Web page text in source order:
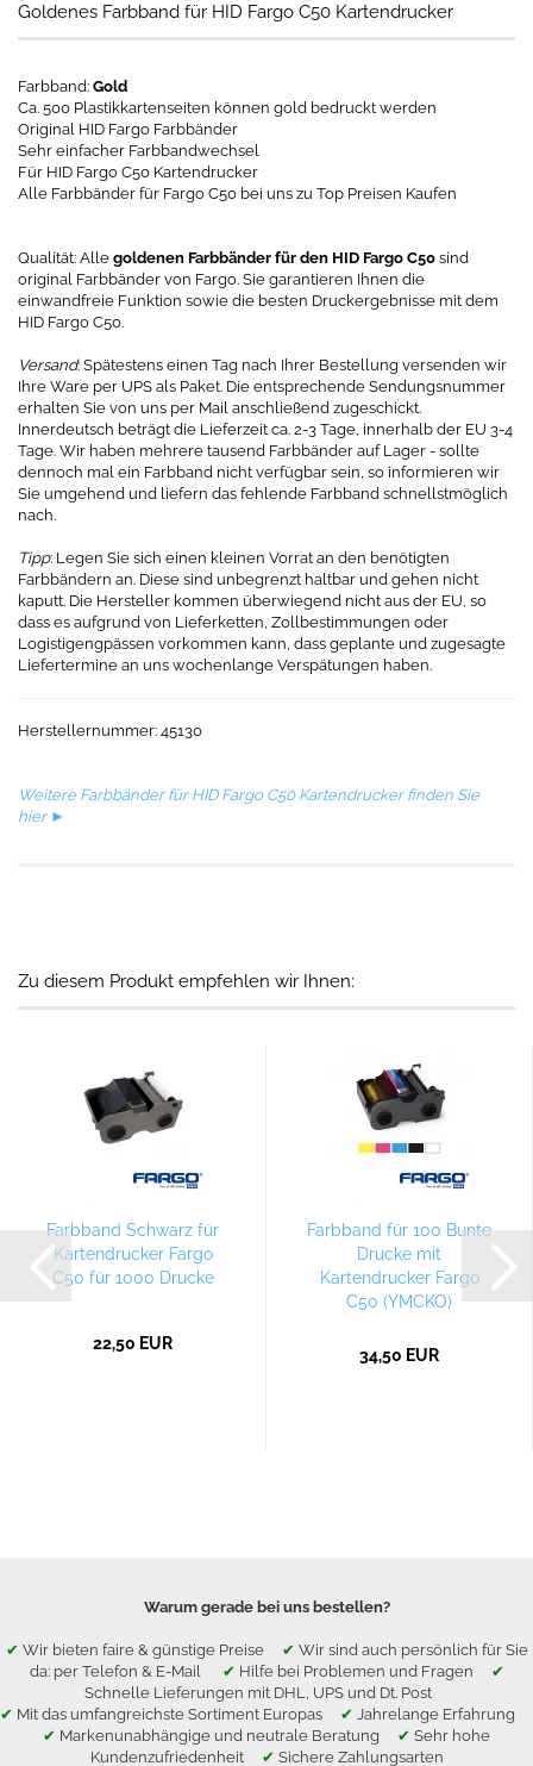
Goldenes Farbband für HID Fargo C50 Kartendrucker
Farbband: Gold
Ca. 500 Plastikkartenseiten können gold bedruckt werden
Original HID Fargo Farbbänder
Sehr einfacher Farbbandwechsel
Für HID Fargo C50 Kartendrucker
Alle Farbbänder für Fargo C50 bei uns zu Top Preisen Kaufen
Qualität: Alle goldenen Farbbänder für den HID Fargo C50 sind
original Farbbänder von Fargo. Sie garantieren Ihnen die
einwandfreie Funktion sowie die besten Druckergebnisse mit dem
HID Fargo C50.
Versand: Spätestens einen Tag nach Ihrer Bestellung versenden wir
Ihre Ware per UPS als Paket. Die entsprechende Sendungsnummer
erhalten Sie von uns per Mail anschließend zugeschickt.
Innerdeutsch beträgt die Lieferzeit ca. 2-3 Tage, innerhalb der EU 3-4
Tage. Wir haben mehrere tausend Farbbänder auf Lager - sollte
dennoch mal ein Farbband nicht verfügbar sein, so informieren wir
Sie umgehend und liefern das fehlende Farbband schnellstmöglich
nach.
Tipp: Legen Sie sich einen kleinen Vorrat an den benötigten
Farbbändern an. Diese sind unbegrenzt haltbar und gehen nicht
kaputt. Die Hersteller kommen überwiegend nicht aus der EU, so
dass es aufgrund von Lieferketten, Zollbestimmungen oder
Logistigengpässen vorkommen kann, dass geplante und zugesagte
Liefertermine an uns wochenlange Verspätungen haben.
Herstellernummer: 45130
Weitere Farbbänder für HID Fargo C50 Kartendrucker finden Sie
hier ►
Zu diesem Produkt empfehlen wir Ihnen:
Farbband Schwarz für
Kartendrucker Fargo
C50 für 1000 Drucke
22,50 EUR
Farbband für 100 Bunte
Drucke mit
Kartendrucker Fargo
C50 (YMCKO)
34,50 EUR
Warum gerade bei uns bestellen?
✔ Wir bieten faire & günstige Preise ✔ Wir sind auch persönlich für Sie
da: per Telefon & E-Mail ✔ Hilfe bei Problemen und Fragen ✔
Schnelle Lieferungen mit DHL, UPS und Dt. Post
✔ Mit das umfangreichste Sortiment Europas ✔ Jahrelange Erfahrung
✔ Markenunabhängige und neutrale Beratung ✔ Sehr hohe
Kundenzufriedenheit ✔ Sichere Zahlungsarten